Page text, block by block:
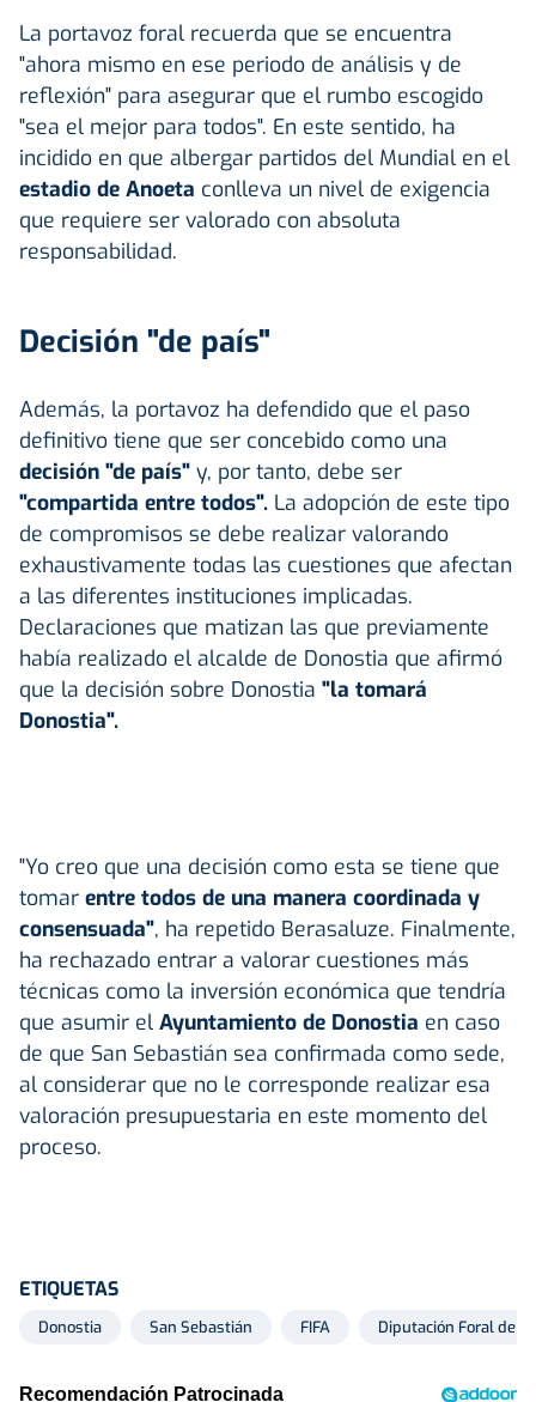
La portavoz foral recuerda que se encuentra
"ahora mismo en ese periodo de análisis y de
reflexión" para asegurar que el rumbo escogido
"sea el mejor para todos". En este sentido, ha
incidido en que albergar partidos del Mundial en el
estadio de Anoeta conlleva un nivel de exigencia
que requiere ser valorado con absoluta
responsabilidad.
Decisión "de país"
Además, la portavoz ha defendido que el paso
definitivo tiene que ser concebido como una
decisión "de país" y, por tanto, debe ser
"compartida entre todos". La adopción de este tipo
de compromisos se debe realizar valorando
exhaustivamente todas las cuestiones que afectan
a las diferentes instituciones implicadas.
Declaraciones que matizan las que previamente
había realizado el alcalde de Donostia que afirmó
que la decisión sobre Donostia "la tomará
Donostia".
"Yo creo que una decisión como esta se tiene que
tomar entre todos de una manera coordinada y
consensuada", ha repetido Berasaluze. Finalmente,
ha rechazado entrar a valorar cuestiones más
técnicas como la inversión económica que tendría
que asumir el Ayuntamiento de Donostia en caso
de que San Sebastián sea confirmada como sede,
al considerar que no le corresponde realizar esa
valoración presupuestaria en este momento del
proceso.
ETIQUETAS
Donostia San Sebastián FIFA Diputación Foral de